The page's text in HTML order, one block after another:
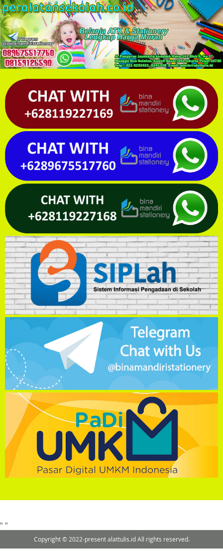
" "
Copyright © 2022-present alattulis.id All rights reserved.